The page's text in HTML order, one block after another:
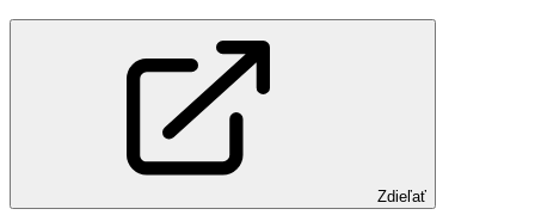
Zdieľať